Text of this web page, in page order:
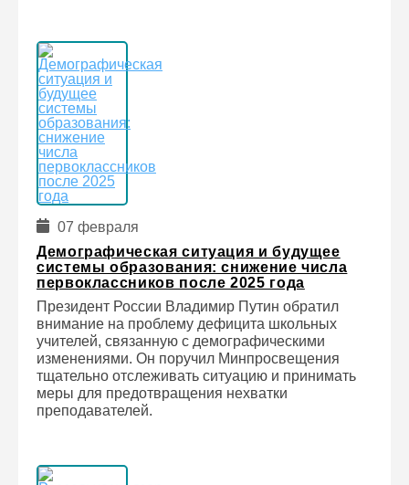
07 февраля
Демографическая ситуация и будущее
системы образования: снижение числа
первоклассников после 2025 года
Президент России Владимир Путин обратил
внимание на проблему дефицита школьных
учителей, связанную с демографическими
изменениями. Он поручил Минпросвещения
тщательно отслеживать ситуацию и принимать
меры для предотвращения нехватки
преподавателей.